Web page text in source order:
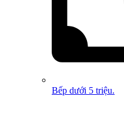
Bếp dưới 5 triệu.